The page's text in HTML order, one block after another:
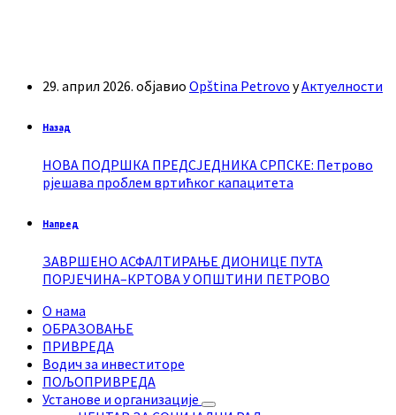
29. април 2026. објавио Opština Petrovo уАктуелности
Назад
НОВА ПОДРШКА ПРЕДСЈЕДНИКА СРПСКЕ: Петрово
рјешава проблем вртићког капацитета
Напред
ЗАВРШЕНО АСФАЛТИРАЊЕ ДИОНИЦЕ ПУТА
ПОРЈЕЧИНА–КРТОВА У ОПШТИНИ ПЕТРОВО
О нама
ОБРАЗОВАЊЕ
ПРИВРЕДА
Водич за инвеститоре
ПОЉОПРИВРЕДА
Установе и организације